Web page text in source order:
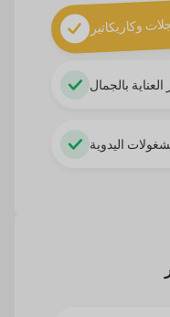
وكاريكاتير
بالجمال
اليدوية